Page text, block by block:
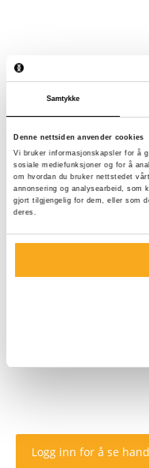
Samtykke
Denne nettsiden anvender cookies
Vi bruker informasjonskapsler for å
sosiale mediefunksjoner og for å
om hvordan du bruker nettstedet
annonsering og analysearbeid, som
gjort tilgjengelig for dem, eller som
deres.
Logg inn for å se